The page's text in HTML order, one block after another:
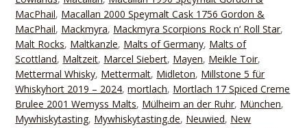
MacPhail, Macallan 2000 Speymalt Cask 1756 Gordon &
MacPhail, Mackmyra, Mackmyra Scorpions Rock n‘ Roll Star,
Malt Rocks, Maltkanzle, Malts of Germany, Malts of
Scottland, Maltzeit, Marcel Siebert, Mayen, Meikle Toir,
Mettermal Whisky, Mettermalt, Midleton, Millstone 5 für
Whiskyhort 2019 – 2024,mortlach, Mortlach 17 Spiced Creme
Brulee 2001 Wemyss Malts, Mülheim an der Ruhr, München,
Mywhiskytasting, Mywhiskytasting.de, Neuwied, New